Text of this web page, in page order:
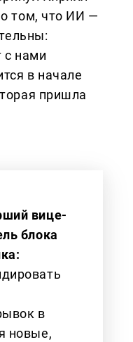
том, что ИИ —
с нами
в начале
пришла
вице-
блока
в
новые,